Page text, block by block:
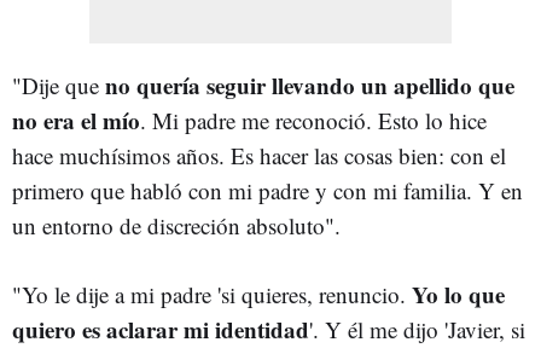
"Dije que no quería seguir llevando un apellido que
no era el mío. Mi padre me reconoció. Esto lo hice
hace muchísimos años. Es hacer las cosas bien: con el
primero que habló con mi padre y con mi familia. Y en
un entorno de discreción absoluto".
"Yo le dije a mi padre 'si quieres, renuncio. Yo lo que
quiero es aclarar mi identidad'. Y él me dijo 'Javier, si